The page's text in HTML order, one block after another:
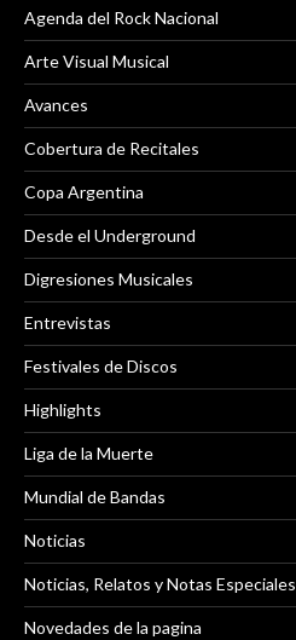
Agenda del Rock Nacional
Arte Visual Musical
Avances
Cobertura de Recitales
Copa Argentina
Desde el Underground
Digresiones Musicales
Entrevistas
Festivales de Discos
Highlights
Liga de la Muerte
Mundial de Bandas
Noticias
Noticias, Relatos y Notas Especiales
Novedades de la pagina